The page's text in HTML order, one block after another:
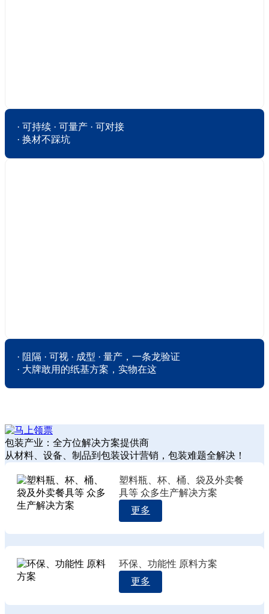
· 可持续 · 可量产 · 可对接
· 换材不踩坑
· 阻隔 · 可视 · 成型 · 量产，一条龙验证
· 大牌敢用的纸基方案，实物在这
包装产业：全方位解决方案提供商
从材料、设备、制品到包装设计营销，包装难题全解决！
塑料瓶、杯、桶、袋及外卖餐
具等 众多生产解决方案
更多
环保、功能性 原料方案
更多